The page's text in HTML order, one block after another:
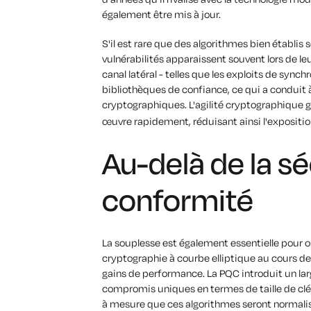
également être mis à jour.
S'il est rare que des algorithmes bien
vulnérabilités apparaissent souvent lors de
canal latéral - telles que les exploits de
bibliothèques de confiance, ce qui a conduit
cryptographiques. L'agilité cryptographique
œuvre rapidement, réduisant ainsi
Au-delà de la
conformité
La souplesse est également essentielle
cryptographie à courbe elliptique au cours
gains de performance. La PQC introduit un
compromis uniques en termes de taille de
à mesure que ces algorithmes seront